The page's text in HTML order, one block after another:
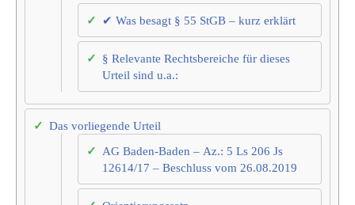
✔ Was besagt § 55 StGB – kurz erklärt
§ Relevante Rechtsbereiche für dieses
Urteil sind u.a.:
Das vorliegende Urteil
AG Baden-Baden – Az.: 5 Ls 206 Js
12614/17 – Beschluss vom 26.08.2019